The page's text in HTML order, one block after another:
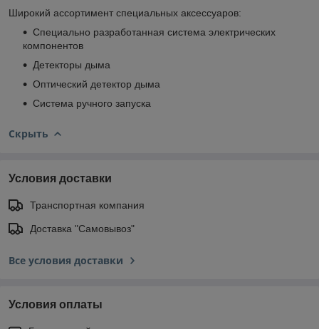
Широкий ассортимент специальных аксессуаров:
Специально разработанная система электрических
компонентов
Детекторы дыма
Оптический детектор дыма
Система ручного запуска
Скрыть
Условия доставки
Транспортная компания
Доставка "Самовывоз"
Все условия доставки
Условия оплаты